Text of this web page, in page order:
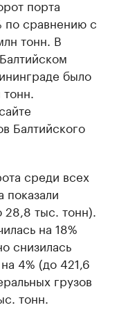
порта
по сравнению с
тонн. В
было
Балтийского
среди всех
показали
тыс. тонн).
на 18%
снизилась
4% (до 421,6
грузов
тонн.